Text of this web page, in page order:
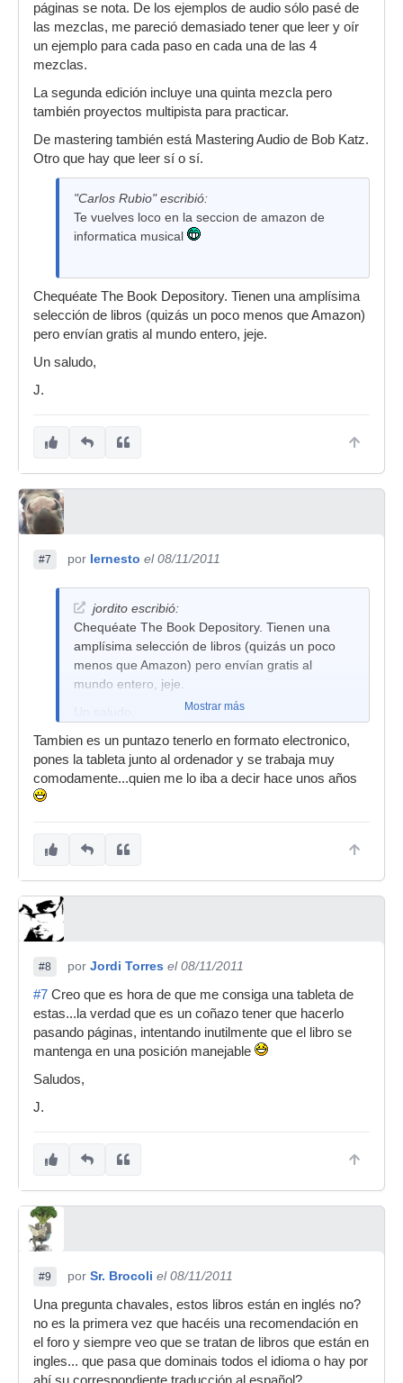
páginas se nota. De los ejemplos de audio sólo pasé de
las mezclas, me pareció demasiado tener que leer y oír
un ejemplo para cada paso en cada una de las 4
mezclas.
La segunda edición incluye una quinta mezcla pero
también proyectos multipista para practicar.
De mastering también está Mastering Audio de Bob Katz.
Otro que hay que leer sí o sí.
"Carlos Rubio" escribió:
Te vuelves loco en la seccion de amazon de
informatica musical
Chequéate The Book Depository. Tienen una amplísima
selección de libros (quizás un poco menos que Amazon)
pero envían gratis al mundo entero, jeje.
Un saludo,
J.
#7 por Iernesto el 08/11/2011
jordito escribió:
Chequéate The Book Depository. Tienen una
amplísima selección de libros (quizás un poco
menos que Amazon) pero envían gratis al
mundo entero, jeje.
Mostrar más
Tambien es un puntazo tenerlo en formato electronico,
pones la tableta junto al ordenador y se trabaja muy
comodamente...quien me lo iba a decir hace unos años
#8 por Jordi Torres el 08/11/2011
#7 Creo que es hora de que me consiga una tableta de
estas...la verdad que es un coñazo tener que hacerlo
pasando páginas, intentando inutilmente que el libro se
mantenga en una posición manejable
Saludos,
J.
#9 por Sr. Brocoli el 08/11/2011
Una pregunta chavales, estos libros están en inglés no?
no es la primera vez que hacéis una recomendación en
el foro y siempre veo que se tratan de libros que están en
ingles... que pasa que dominais todos el idioma o hay por